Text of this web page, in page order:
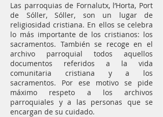
Las parroquias de Fornalutx, l’Horta, Port
de Sóller, Sóller, son un lugar de
religiosidad cristiana. En ellos se celebra
lo más importante de los cristianos: los
sacramentos. También se recoge en el
archivo parroquial todos aquellos
documentos referidos a la vida
comunitaria cristiana y a los
sacramentos. Por ese motivo se pide
máximo respeto a los archivos
parroquiales y a las personas que se
encargan de su cuidado.